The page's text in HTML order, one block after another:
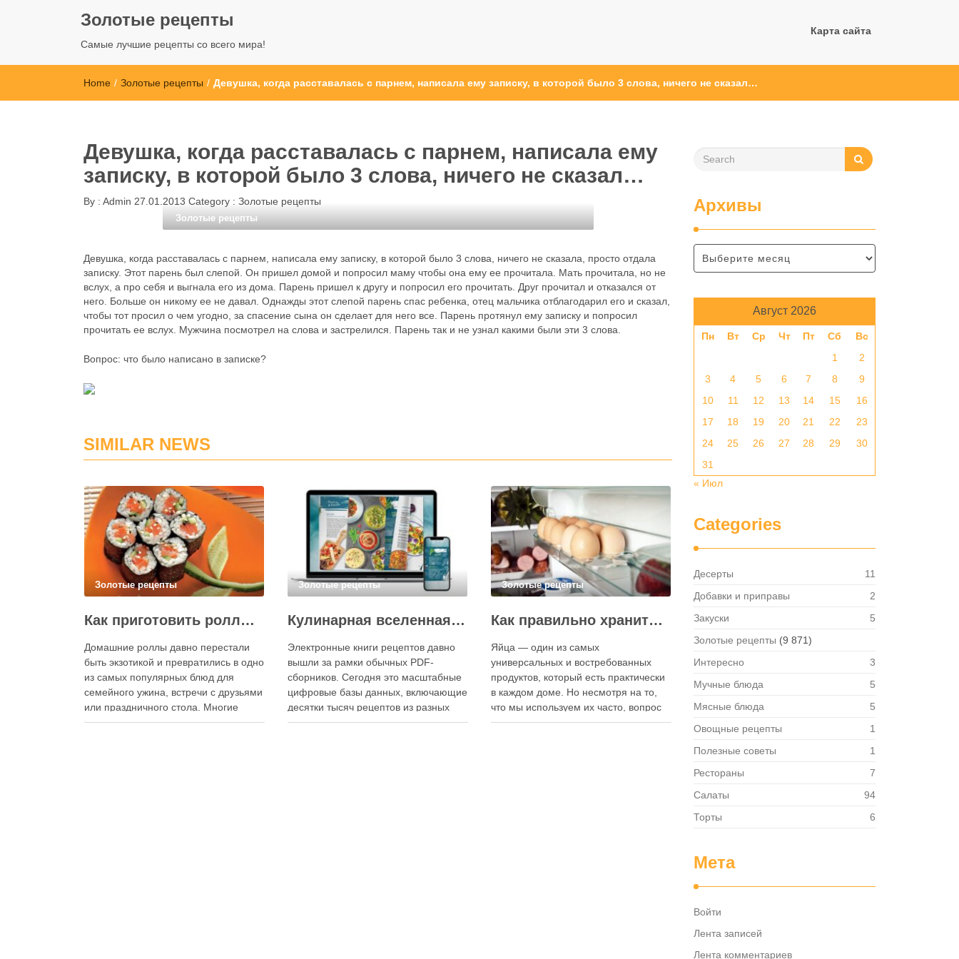
Золотые рецепты
Самые лучшие рецепты со всего мира!
Карта сайта
Home / Золотые рецепты / Девушка, когда расставалась с парнем, написала ему записку, в которой было 3 слова, ничего не сказал…
Девушка, когда расставалась с парнем, написала ему
записку, в которой было 3 слова, ничего не сказал…
By : Admin 27.01.2013 Category : Золотые рецепты
Золотые рецепты
Девушка, когда расставалась с парнем, написала ему записку, в которой было 3 слова, ничего не сказала, просто отдала
записку. Этот парень был слепой. Он пришел домой и попросил маму чтобы она ему ее прочитала. Мать прочитала, но не
вслух, а про себя и выгнала его из дома. Парень пришел к другу и попросил его прочитать. Друг прочитал и отказался от
него. Больше он никому ее не давал. Однажды этот слепой парень спас ребенка, отец мальчика отблагодарил его и сказал,
чтобы тот просил о чем угодно, за спасение сына он сделает для него все. Парень протянул ему записку и попросил
прочитать ее вслух. Мужчина посмотрел на слова и застрелился. Парень так и не узнал какими были эти 3 слова.
Вопрос: что было написано в записке?
SIMILAR NEWS
Золотые рецепты
Как приготовить роллы в домашних условиях?
Домашние роллы давно перестали
быть экзотикой и превратились в одно
из самых популярных блюд для
семейного ужина, встречи с друзьями
или праздничного стола. Многие
считают, что приготовление японских
Золотые рецепты
Кулинарная вселенная в цифре: топ-3 самых больших электронных книг рецептов
Электронные книги рецептов давно
вышли за рамки обычных PDF-
сборников. Сегодня это масштабные
цифровые базы данных, включающие
десятки тысяч рецептов из разных
стран мира, с подробными
Золотые рецепты
Как правильно хранить яйца: в холодильнике или на полке?
Яйца — один из самых
универсальных и востребованных
продуктов, который есть практически
в каждом доме. Но несмотря на то,
что мы используем их часто, вопрос
хранения остаётся актуальным: где
Архивы
Август 2026
Пн Вт Ср Чт Пт Сб
Вс
1
2
3
4 5 6 7 8
9
10
11 12 13 14 15
16
17
18 19 20 21 22
23
24
25 26 27 28 29
30
31
« Июл
Categories
Десерты
11
Добавки и приправы
2
Закуски
5
Золотые рецепты (9 871)
Интересно
3
Мучные блюда
5
Мясные блюда
5
Овощные рецепты
1
Полезные советы
1
Рестораны
7
Салаты
94
Торты
6
Мета
Войти
Лента записей
Лента комментариев